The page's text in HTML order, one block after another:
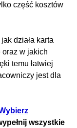
część kosztów
działa karta
oraz w jakich
temu łatwiej
jest dla
wszystkie